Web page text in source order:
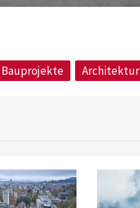
Bauprojekte Architektur